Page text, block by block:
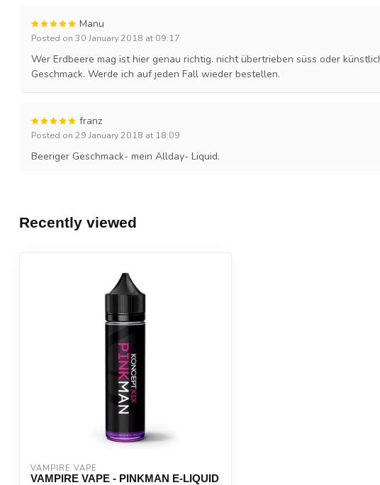
Manu
Posted on 30 January 2018 at 09:17
Wer Erdbeere mag ist hier genau richtig. nicht übertrieben süss oder
Geschmack. Werde ich auf jeden Fall wieder bestellen.
franz
Posted on 29 January 2018 at 18:09
Beeriger Geschmack- mein Allday- Liquid.
Recently viewed
VAMPIRE VAPE
VAMPIRE VAPE - PINKMAN E-LIQUID